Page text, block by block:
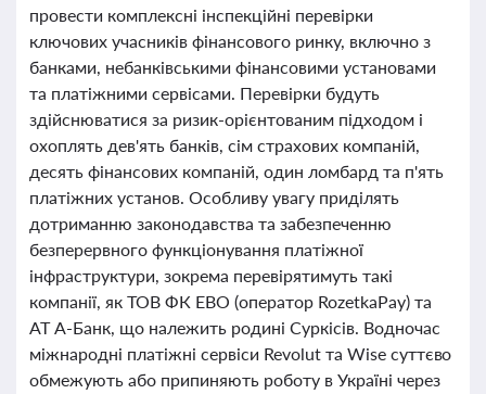
провести комплексні інспекційні перевірки
ключових учасників фінансового ринку, включно з
банками, небанківськими фінансовими установами
та платіжними сервісами. Перевірки будуть
здійснюватися за ризик-орієнтованим підходом і
охоплять дев'ять банків, сім страхових компаній,
десять фінансових компаній, один ломбард та п'ять
платіжних установ. Особливу увагу приділять
дотриманню законодавства та забезпеченню
безперервного функціонування платіжної
інфраструктури, зокрема перевірятимуть такі
компанії, як ТОВ ФК ЕВО (оператор RozetkaPay) та
АТ А-Банк, що належить родині Суркісів. Водночас
міжнародні платіжні сервіси Revolut та Wise суттєво
обмежують або припиняють роботу в Україні через